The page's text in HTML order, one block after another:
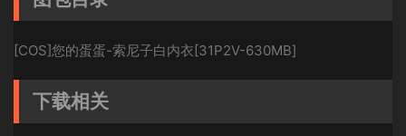
[COS]您的蛋蛋-索尼子白内衣[31P2V-630MB]
下载相关